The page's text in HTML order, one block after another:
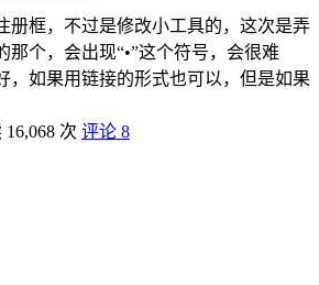
册框，不过是修改小工具的，这次是弄
那个，会出现“•”这个符号，会很难
，如果用链接的形式也可以，但是如果
16,068 次 评论 8